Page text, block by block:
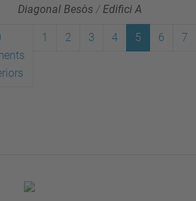
Diagonal Besòs /Edifici A
1 2 3 4 5 6 7